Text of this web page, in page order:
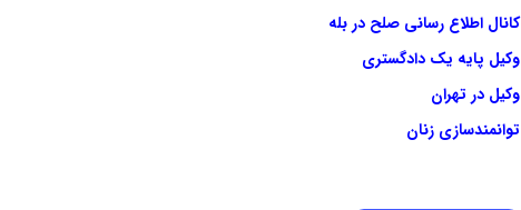
کانال اطلاع رسانی صلح در بله
وکیل پایه یک دادگستری
وکیل در تهران
توانمندسازی زنان